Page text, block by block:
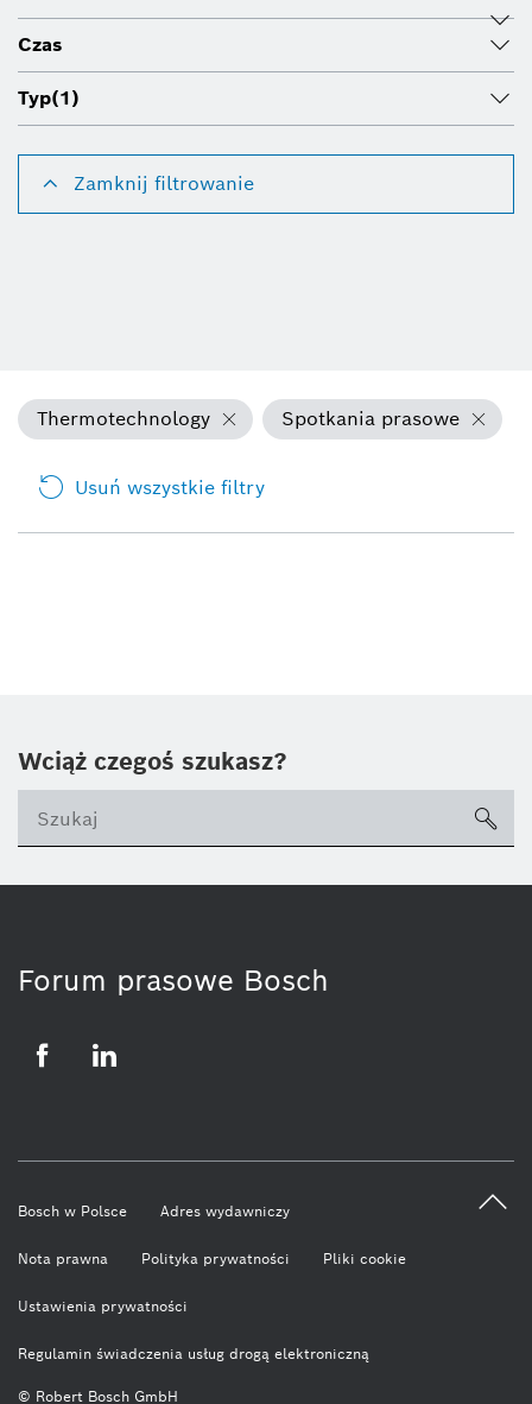
Czas
Typ(1)
Zamknij filtrowanie
Thermotechnology Spotkania prasowe
Usuń wszystkie filtry
Wciąż czegoś szukasz?
Forum prasowe Bosch
© Robert Bosch GmbH
Bosch w Polsce Adres wydawniczy
Nota prawna Polityka prywatności Pliki cookie
Ustawienia prywatności
Regulamin świadczenia usług drogą elektroniczną